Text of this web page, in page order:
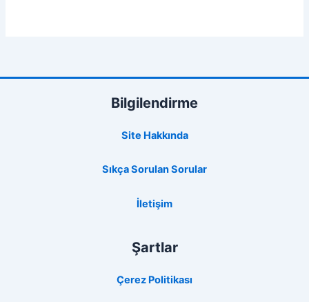
Bilgilendirme
Site Hakkında
Sıkça Sorulan Sorular
İletişim
Şartlar
Çerez Politikası